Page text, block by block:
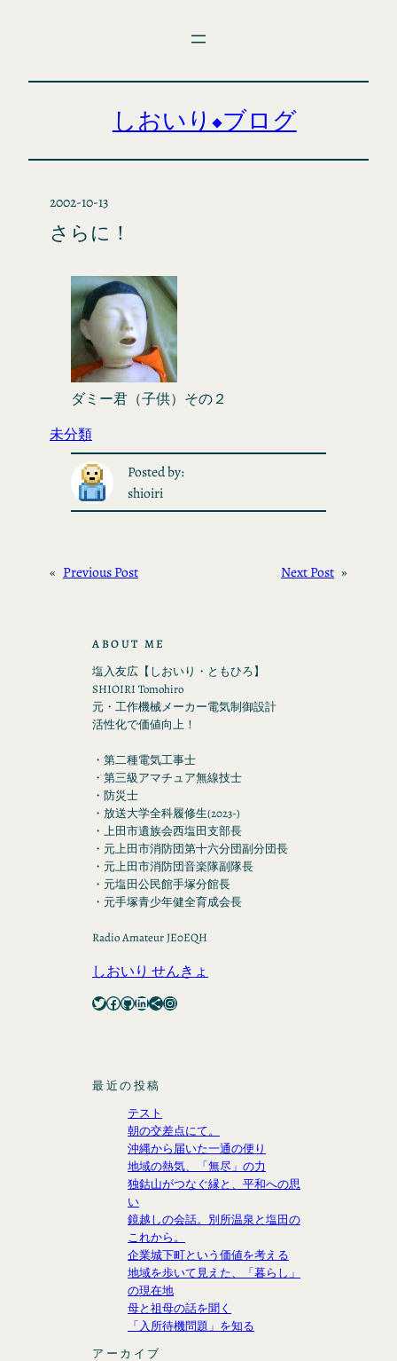
しおいり◆ブログ
2002-10-13
さらに！
ダミー君（子供）その２
未分類
Posted by:
shioiri
« Previous Post Next Post »
ABOUT ME
塩入友広【しおいり・ともひろ】
SHIOIRI Tomohiro
元・工作機械メーカー電気制御設計
活性化で価値向上！
・第二種電気工事士
・第三級アマチュア無線技士
・防災士
・放送大学全科履修生(2023-)
・上田市遺族会西塩田支部長
・元上田市消防団第十六分団副分団長
・元上田市消防団音楽隊副隊長
・元塩田公民館手塚分館長
・元手塚青少年健全育成会長
Radio Amateur JE0EQH
しおいり せんきょ
Twitter Facebook GitHub LinkedIn Share Icon Instagram
最近の投稿
テスト
朝の交差点にて。
沖縄から届いた一通の便り
地域の熱気、「無尽」の力
独鈷山がつなぐ縁と、平和への思
い
鏡越しの会話。別所温泉と塩田の
これから。
企業城下町という価値を考える
地域を歩いて見えた、「暮らし」
の現在地
母と祖母の話を聞く
「入所待機問題」を知る
アーカイブ